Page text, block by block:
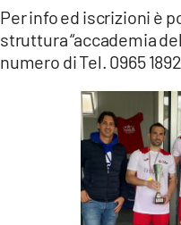
Per info ed iscrizioni è
struttura “accademia
numero di Tel. 0965